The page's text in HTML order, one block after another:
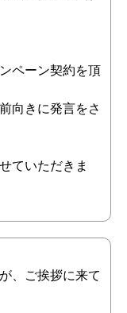
ペーン契約を頂
向きに発言をさ
ていただきま
、ご挨拶に来て